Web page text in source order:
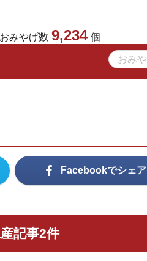
おみやげ数 9,234 個
Facebookでシェア
記事2件